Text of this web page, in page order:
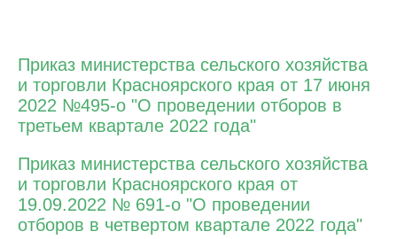
Приказ министерства сельского хозяйства
и торговли Красноярского края от 17 июня
2022 №495-о "О проведении отборов в
третьем квартале 2022 года"
Приказ министерства сельского хозяйства
и торговли Красноярского края от
19.09.2022 № 691-о "О проведении
отборов в четвертом квартале 2022 года"